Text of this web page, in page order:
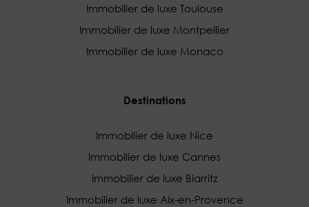
Immobilier de luxe Toulouse
Immobilier de luxe Montpellier
Immobilier de luxe Monaco
Destinations
Immobilier de luxe Nice
Immobilier de luxe Cannes
Immobilier de luxe Biarritz
Immobilier de luxe Aix-en-Provence